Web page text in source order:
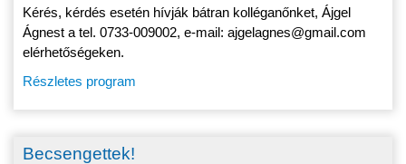
Kérés, kérdés esetén hívják bátran kolléganőnket, Ájgel
Ágnest a tel. 0733-009002, e-mail: ajgelagnes@gmail.com
elérhetőségeken.
Részletes program
Becsengettek!